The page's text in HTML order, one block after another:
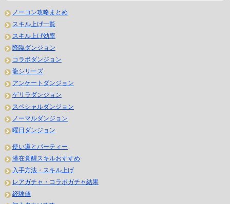
ノーコン攻略まとめ
スキル上げ一覧
スキル上げ効率
降臨ダンジョン
コラボダンジョン
龍シリーズ
アンケートダンジョン
ゲリラダンジョン
スペシャルダンジョン
ノーマルダンジョン
曜日ダンジョン
使い道とパーティー
潜在覚醒スキルおすすめ
入手方法・スキル上げ
レアガチャ・コラボガチャ結果
経験値